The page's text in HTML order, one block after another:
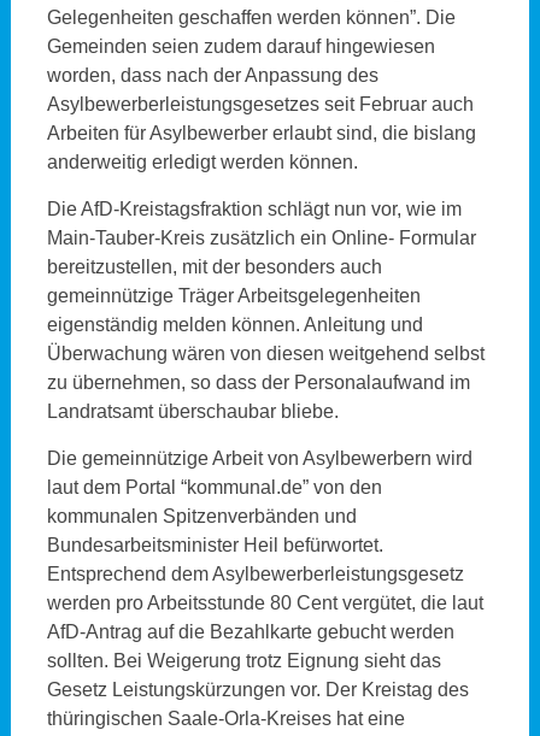
Gelegenheiten geschaffen werden können”. Die
Gemeinden seien zudem darauf hingewiesen
worden, dass nach der Anpassung des
Asylbewerberleistungsgesetzes seit Februar auch
Arbeiten für Asylbewerber erlaubt sind, die bislang
anderweitig erledigt werden können.
Die AfD-Kreistagsfraktion schlägt nun vor, wie im
Main-Tauber-Kreis zusätzlich ein Online- Formular
bereitzustellen, mit der besonders auch
gemeinnützige Träger Arbeitsgelegenheiten
eigenständig melden können. Anleitung und
Überwachung wären von diesen weitgehend selbst
zu übernehmen, so dass der Personalaufwand im
Landratsamt überschaubar bliebe.
Die gemeinnützige Arbeit von Asylbewerbern wird
laut dem Portal “kommunal.de” von den
kommunalen Spitzenverbänden und
Bundesarbeitsminister Heil befürwortet.
Entsprechend dem Asylbewerberleistungsgesetz
werden pro Arbeitsstunde 80 Cent vergütet, die laut
AfD-Antrag auf die Bezahlkarte gebucht werden
sollten. Bei Weigerung trotz Eignung sieht das
Gesetz Leistungskürzungen vor. Der Kreistag des
thüringischen Saale-Orla-Kreises hat eine